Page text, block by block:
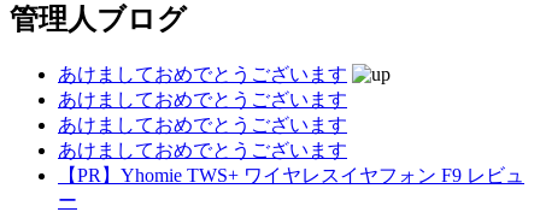
管理人ブログ
あけましておめでとうございます
あけましておめでとうございます
あけましておめでとうございます
あけましておめでとうございます
【PR】Yhomie TWS+ ワイヤレスイヤフォン F9 レビュ
ー